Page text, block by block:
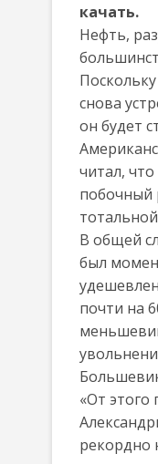
качать.
Нефть,
снова
он будет
читал,
побочный
В общей
был
почти на
«От
рекордно